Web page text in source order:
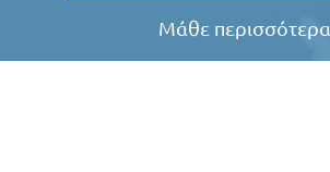
Μάθε περισσότερα